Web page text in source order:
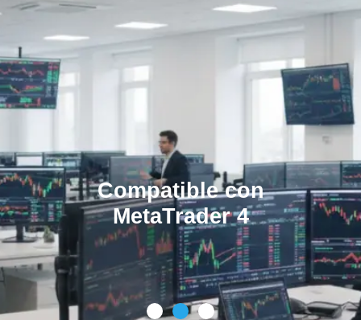
Compatible con
MetaTrader 4